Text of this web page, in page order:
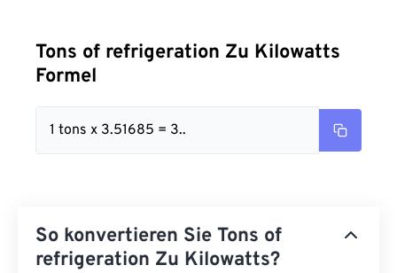
Tons of refrigeration Zu Kilowatts
Formel
1 tons x 3.51685 = 3..
So konvertieren Sie Tons of
refrigeration Zu Kilowatts?